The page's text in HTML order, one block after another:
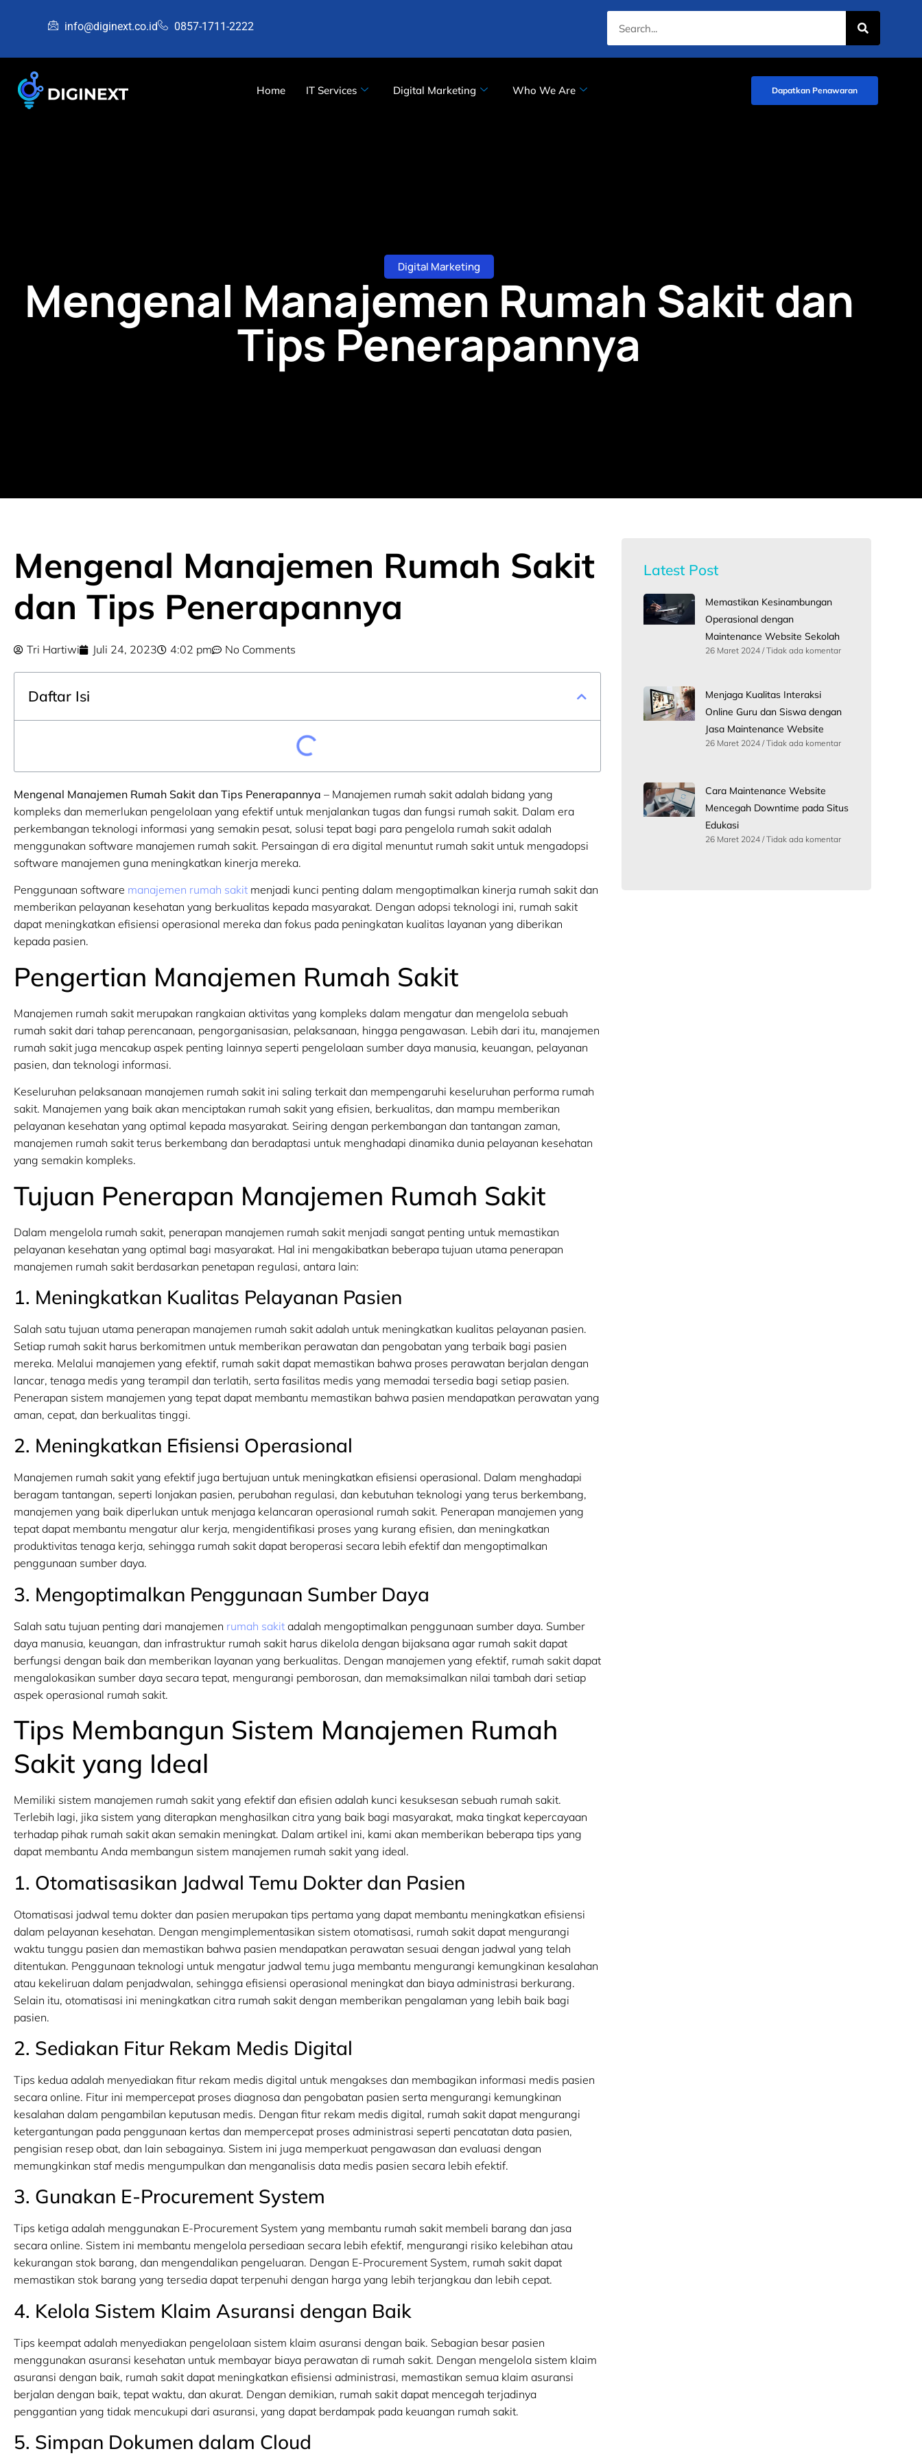
info@diginext.co.id 0857-1711-2222
Home IT Services Digital Marketing Who We Are Dapatkan Penawaran
Digital Marketing
Mengenal Manajemen Rumah Sakit dan
Tips Penerapannya
Mengenal Manajemen Rumah Sakit
dan Tips Penerapannya
Tri Hartiwi Juli 24, 2023 4:02 pm No Comments
Daftar Isi
Mengenal Manajemen Rumah Sakit dan Tips Penerapannya – Manajemen rumah sakit adalah bidang yang
kompleks dan memerlukan pengelolaan yang efektif untuk menjalankan tugas dan fungsi rumah sakit. Dalam era
perkembangan teknologi informasi yang semakin pesat, solusi tepat bagi para pengelola rumah sakit adalah
menggunakan software manajemen rumah sakit. Persaingan di era digital menuntut rumah sakit untuk mengadopsi
software manajemen guna meningkatkan kinerja mereka.
Penggunaan software manajemen rumah sakit menjadi kunci penting dalam mengoptimalkan kinerja rumah sakit dan
memberikan pelayanan kesehatan yang berkualitas kepada masyarakat. Dengan adopsi teknologi ini, rumah sakit
dapat meningkatkan efisiensi operasional mereka dan fokus pada peningkatan kualitas layanan yang diberikan
kepada pasien.
Pengertian Manajemen Rumah Sakit
Manajemen rumah sakit merupakan rangkaian aktivitas yang kompleks dalam mengatur dan mengelola sebuah
rumah sakit dari tahap perencanaan, pengorganisasian, pelaksanaan, hingga pengawasan. Lebih dari itu, manajemen
rumah sakit juga mencakup aspek penting lainnya seperti pengelolaan sumber daya manusia, keuangan, pelayanan
pasien, dan teknologi informasi.
Keseluruhan pelaksanaan manajemen rumah sakit ini saling terkait dan mempengaruhi keseluruhan performa rumah
sakit. Manajemen yang baik akan menciptakan rumah sakit yang efisien, berkualitas, dan mampu memberikan
pelayanan kesehatan yang optimal kepada masyarakat. Seiring dengan perkembangan dan tantangan zaman,
manajemen rumah sakit terus berkembang dan beradaptasi untuk menghadapi dinamika dunia pelayanan kesehatan
yang semakin kompleks.
Tujuan Penerapan Manajemen Rumah Sakit
Dalam mengelola rumah sakit, penerapan manajemen rumah sakit menjadi sangat penting untuk memastikan
pelayanan kesehatan yang optimal bagi masyarakat. Hal ini mengakibatkan beberapa tujuan utama penerapan
manajemen rumah sakit berdasarkan penetapan regulasi, antara lain:
1. Meningkatkan Kualitas Pelayanan Pasien
Salah satu tujuan utama penerapan manajemen rumah sakit adalah untuk meningkatkan kualitas pelayanan pasien.
Setiap rumah sakit harus berkomitmen untuk memberikan perawatan dan pengobatan yang terbaik bagi pasien
mereka. Melalui manajemen yang efektif, rumah sakit dapat memastikan bahwa proses perawatan berjalan dengan
lancar, tenaga medis yang terampil dan terlatih, serta fasilitas medis yang memadai tersedia bagi setiap pasien.
Penerapan sistem manajemen yang tepat dapat membantu memastikan bahwa pasien mendapatkan perawatan yang
aman, cepat, dan berkualitas tinggi.
2. Meningkatkan Efisiensi Operasional
Manajemen rumah sakit yang efektif juga bertujuan untuk meningkatkan efisiensi operasional. Dalam menghadapi
beragam tantangan, seperti lonjakan pasien, perubahan regulasi, dan kebutuhan teknologi yang terus berkembang,
manajemen yang baik diperlukan untuk menjaga kelancaran operasional rumah sakit. Penerapan manajemen yang
tepat dapat membantu mengatur alur kerja, mengidentifikasi proses yang kurang efisien, dan meningkatkan
produktivitas tenaga kerja, sehingga rumah sakit dapat beroperasi secara lebih efektif dan mengoptimalkan
penggunaan sumber daya.
3. Mengoptimalkan Penggunaan Sumber Daya
Salah satu tujuan penting dari manajemen rumah sakit adalah mengoptimalkan penggunaan sumber daya. Sumber
daya manusia, keuangan, dan infrastruktur rumah sakit harus dikelola dengan bijaksana agar rumah sakit dapat
berfungsi dengan baik dan memberikan layanan yang berkualitas. Dengan manajemen yang efektif, rumah sakit dapat
mengalokasikan sumber daya secara tepat, mengurangi pemborosan, dan memaksimalkan nilai tambah dari setiap
aspek operasional rumah sakit.
Tips Membangun Sistem Manajemen Rumah
Sakit yang Ideal
Memiliki sistem manajemen rumah sakit yang efektif dan efisien adalah kunci kesuksesan sebuah rumah sakit.
Terlebih lagi, jika sistem yang diterapkan menghasilkan citra yang baik bagi masyarakat, maka tingkat kepercayaan
terhadap pihak rumah sakit akan semakin meningkat. Dalam artikel ini, kami akan memberikan beberapa tips yang
dapat membantu Anda membangun sistem manajemen rumah sakit yang ideal.
1. Otomatisasikan Jadwal Temu Dokter dan Pasien
Otomatisasi jadwal temu dokter dan pasien merupakan tips pertama yang dapat membantu meningkatkan efisiensi
dalam pelayanan kesehatan. Dengan mengimplementasikan sistem otomatisasi, rumah sakit dapat mengurangi
waktu tunggu pasien dan memastikan bahwa pasien mendapatkan perawatan sesuai dengan jadwal yang telah
ditentukan. Penggunaan teknologi untuk mengatur jadwal temu juga membantu mengurangi kemungkinan kesalahan
atau kekeliruan dalam penjadwalan, sehingga efisiensi operasional meningkat dan biaya administrasi berkurang.
Selain itu, otomatisasi ini meningkatkan citra rumah sakit dengan memberikan pengalaman yang lebih baik bagi
pasien.
2. Sediakan Fitur Rekam Medis Digital
Tips kedua adalah menyediakan fitur rekam medis digital untuk mengakses dan membagikan informasi medis pasien
secara online. Fitur ini mempercepat proses diagnosa dan pengobatan pasien serta mengurangi kemungkinan
kesalahan dalam pengambilan keputusan medis. Dengan fitur rekam medis digital, rumah sakit dapat mengurangi
ketergantungan pada penggunaan kertas dan mempercepat proses administrasi seperti pencatatan data pasien,
pengisian resep obat, dan lain sebagainya. Sistem ini juga memperkuat pengawasan dan evaluasi dengan
memungkinkan staf medis mengumpulkan dan menganalisis data medis pasien secara lebih efektif.
3. Gunakan E-Procurement System
Tips ketiga adalah menggunakan E-Procurement System yang membantu rumah sakit membeli barang dan jasa
secara online. Sistem ini membantu mengelola persediaan secara lebih efektif, mengurangi risiko kelebihan atau
kekurangan stok barang, dan mengendalikan pengeluaran. Dengan E-Procurement System, rumah sakit dapat
memastikan stok barang yang tersedia dapat terpenuhi dengan harga yang lebih terjangkau dan lebih cepat.
4. Kelola Sistem Klaim Asuransi dengan Baik
Tips keempat adalah menyediakan pengelolaan sistem klaim asuransi dengan baik. Sebagian besar pasien
menggunakan asuransi kesehatan untuk membayar biaya perawatan di rumah sakit. Dengan mengelola sistem klaim
asuransi dengan baik, rumah sakit dapat meningkatkan efisiensi administrasi, memastikan semua klaim asuransi
berjalan dengan baik, tepat waktu, dan akurat. Dengan demikian, rumah sakit dapat mencegah terjadinya
penggantian yang tidak mencukupi dari asuransi, yang dapat berdampak pada keuangan rumah sakit.
5. Simpan Dokumen dalam Cloud
Latest Post
Memastikan Kesinambungan
Operasional dengan
Maintenance Website Sekolah
26 Maret 2024 Tidak ada komentar
Menjaga Kualitas Interaksi
Online Guru dan Siswa dengan
Jasa Maintenance Website
26 Maret 2024 Tidak ada komentar
Cara Maintenance Website
Mencegah Downtime pada Situs
Edukasi
26 Maret 2024 Tidak ada komentar